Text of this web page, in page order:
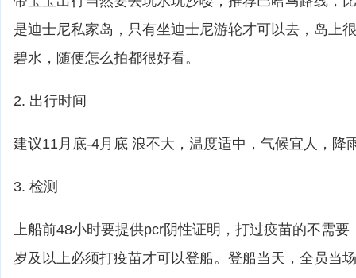
是迪士尼私家岛，只有坐迪士尼游轮才可以去，岛上
碧水，随便怎么拍都很好看。
2. 出行时间
建议11月底-4月底 浪不大，温度适中，气候宜人，降
3. 检测
上船前48小时要提供pcr阴性证明，打过疫苗的不需要
岁及以上必须打疫苗才可以登船。登船当天，全员当